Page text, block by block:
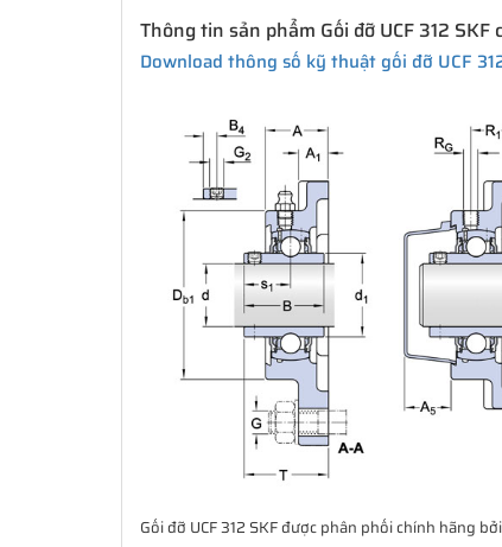
Thông tin sản phẩm Gối đỡ UCF 312 SKF
Download thông số kỹ thuật gối đỡ UCF
Gối đỡ UCF 312 SKF được phân phối chính hãng